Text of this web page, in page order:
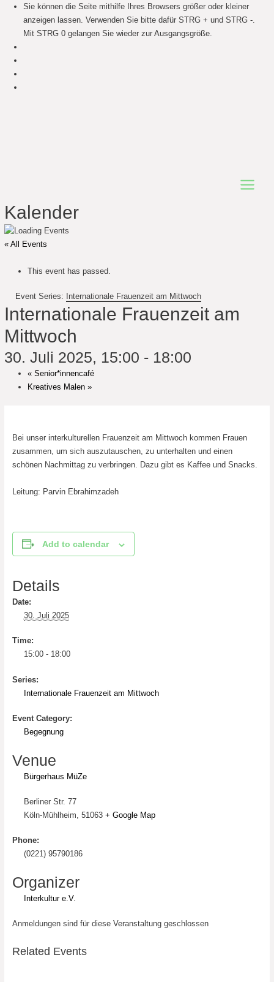
Sie können die Seite mithilfe Ihres Browsers größer oder kleiner
anzeigen lassen. Verwenden Sie bitte dafür STRG + und STRG -.
Mit STRG 0 gelangen Sie wieder zur Ausgangsgröße.
Main
Kalender
« All Events
This event has passed.
Event Series: Internationale Frauenzeit am Mittwoch
Internationale Frauenzeit am
Mittwoch
30. Juli 2025, 15:00 - 18:00
« Senior*innencafé
Kreatives Malen»
Bei unser interkulturellen Frauenzeit am Mittwoch kommen Frauen
zusammen, um sich auszutauschen, zu unterhalten und einen
schönen Nachmittag zu verbringen. Dazu gibt es Kaffee und Snacks.
Leitung: Parvin Ebrahimzadeh
Add to calendar
Details
Date:
30. Juli 2025
Time:
15:00 - 18:00
Series:
Internationale Frauenzeit am Mittwoch
Event Category:
Begegnung
Venue
Bürgerhaus MüZe
Berliner Str. 77
Köln-Mühlheim 51063 + Google Map
Phone:
(0221) 95790186
Organizer
Interkultur e.V.
Anmeldungen sind für diese Veranstaltung geschlossen
Related Events